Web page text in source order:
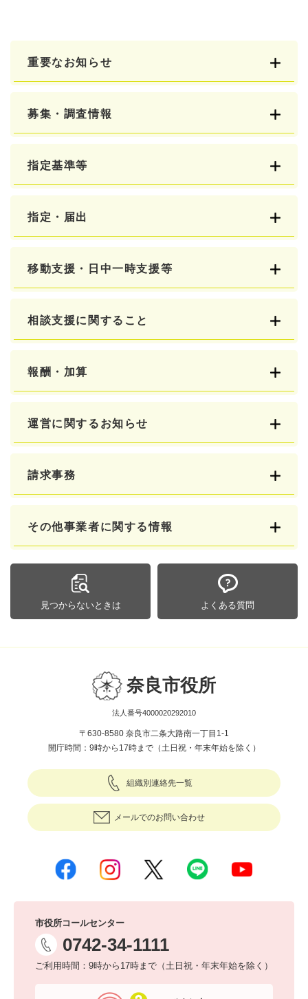
重要なお知らせ
募集・調査情報
指定基準等
指定・届出
移動支援・日中一時支援等
相談支援に関すること
報酬・加算
運営に関するお知らせ
請求事務
その他事業者に関する情報
見つからないときは よくある質問
奈良市役所
法人番号4000020292010
〒630-8580 奈良市二条大路南一丁目1-1
開庁時間：9時から17時まで（土日祝・年末年始を除く）
組織別連絡先一覧
メールでのお問い合わせ
市役所コールセンター
0742-34-1111
ご利用時間：9時から17時まで（土日祝・年末年始を除く）